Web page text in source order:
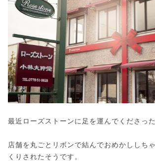
最近ローズストーンに足を運んでくださった
店舗を丸ごとリボンで結んでおめかししち
くりされたそうです。